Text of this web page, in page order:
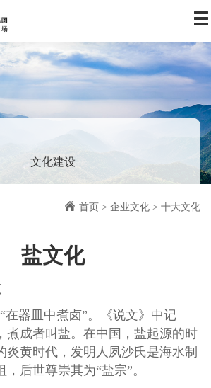
关于我们
资讯中心
业务板块
社会责任
人力资源
文化建设
首页 > 企业文化 > 十大文化
盐文化
在器皿中煮卤”。《说文》中记
煮成者叫盐。在中国，盐起源的时
炎黄时代，发明人夙沙氏是海水制
后世尊崇其为“盐宗”。